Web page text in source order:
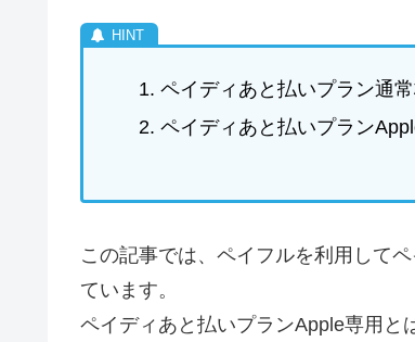
ペイディあと払いプラン通
ペイディあと払いプラン
この記事では、ペイフルを利用して
ています。
ペイディあと払いプランApple専用と